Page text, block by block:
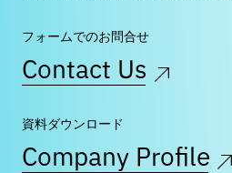
フォームでのお問合せ
Contact Us
資料ダウンロード
Company Profile